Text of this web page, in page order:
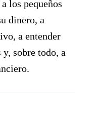
los pequeños
dinero, a
a entender
y, sobre todo, a